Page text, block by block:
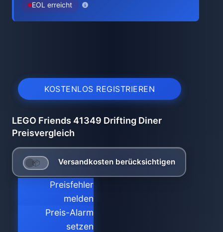
EOL erreicht
KOSTENLOS REGISTRIEREN
LEGO Friends 41349 Drifting Diner
Preisvergleich
Versandkosten berücksichtigen
Preisfehler
melden
Preis-Alarm
setzen